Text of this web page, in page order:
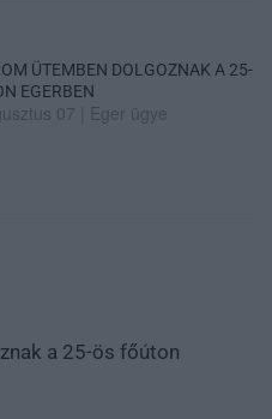
ÜTEMBEN DOLGOZNAK A 25-
EGERBEN
07 Eger ügye
a 25-ös főúton